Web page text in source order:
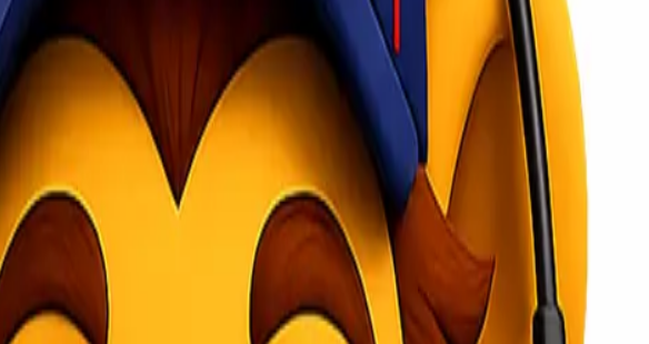
bisnis dan individu yang menghadapi tantangan mulai dari keterbatasan jadwal kapal,
dikirim berukuran besar, dalam jumlah banyak, atau memiliki nilai tinggi.